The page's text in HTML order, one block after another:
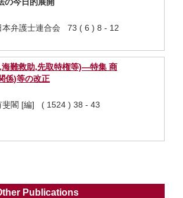
本弁護士連合会 73 ( 6 ) 8 - 12
海難救助,先取特権等)—特集 商
係)等の改正
斐閣 [編] ( 1524 ) 38 - 43
Publications